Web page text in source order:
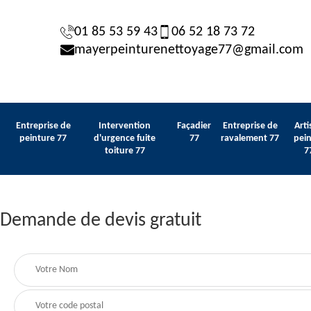
01 85 53 59 43
06 52 18 73 72
mayerpeinturenettoyage77@gmail.com
Entreprise de
peinture 77
Intervention
d'urgence fuite
toiture 77
Façadier
77
Entreprise de
ravalement 77
Demande de devis gratuit